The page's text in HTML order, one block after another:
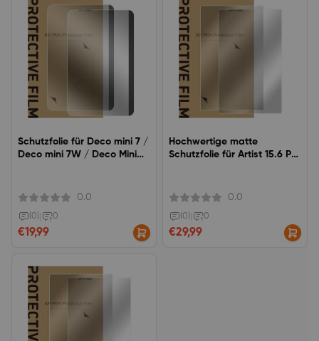
Schutzfolie für Deco mini 7 /
Deco mini 7W / Deco Mini
0.0
(0) 0
€19,99
Hochwertige matte
Schutzfolie für Artist 15.6 Pro
0.0
(0) 0
€29,99